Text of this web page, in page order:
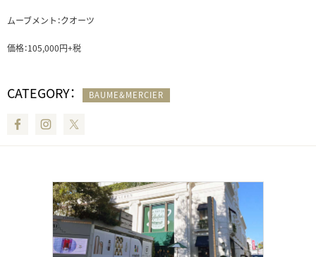
ムーブメント：クオーツ
価格：105,000円+税
CATEGORY： BAUME&MERCIER
FacebookInstagram